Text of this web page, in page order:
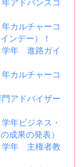
年カルチャーコ
ンデー）！
学年 進路ガイ
年カルチャーコ
アドバイザー
学年ビジネス・
成果の発表）
学年 主権者教